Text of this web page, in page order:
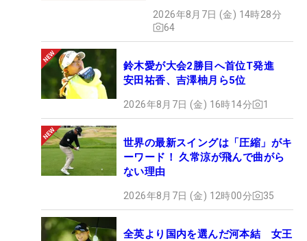
ュー
2026年8月7日 (金) 14時28分
64
鈴木愛が大会2勝目へ首位T発進
安田祐香、吉澤柚月ら5位
2026年8月7日 (金) 16時14分 1
世界の最新スイングは「圧縮」がキ
ーワード！ 久常涼が飛んで曲がら
ない理由
2026年8月7日 (金) 12時00分 35
全英より国内を選んだ河本結 女王